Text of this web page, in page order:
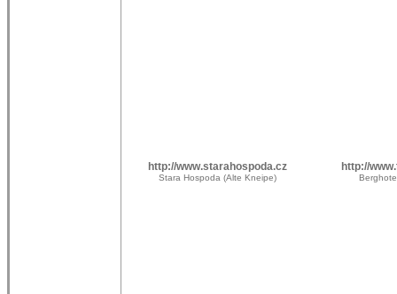
http://www.starahospoda.cz
Stara Hospoda (Alte Kneipe)
http://